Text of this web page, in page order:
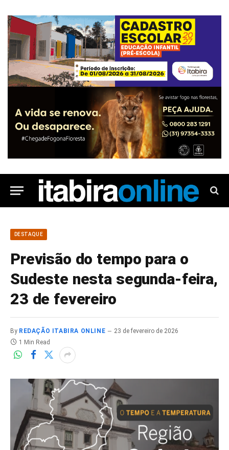
DESTAQUE
Previsão do tempo para o
Sudeste nesta segunda-feira,
23 de fevereiro
By REDAÇÃO ITABIRA ONLINE
23 de fevereiro de 2026
1 Min Read